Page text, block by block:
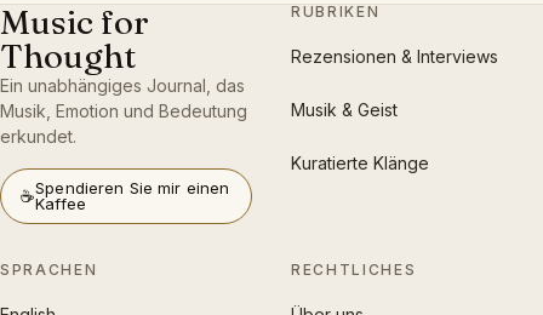
Music for
Thought
Ein unabhängiges Journal, das
Musik, Emotion und Bedeutung
erkundet.
☕Spendieren Sie mir einen
Kaffee
RUBRIKEN
Rezensionen & Interviews
Musik & Geist
Kuratierte Klänge
SPRACHEN RECHTLICHES